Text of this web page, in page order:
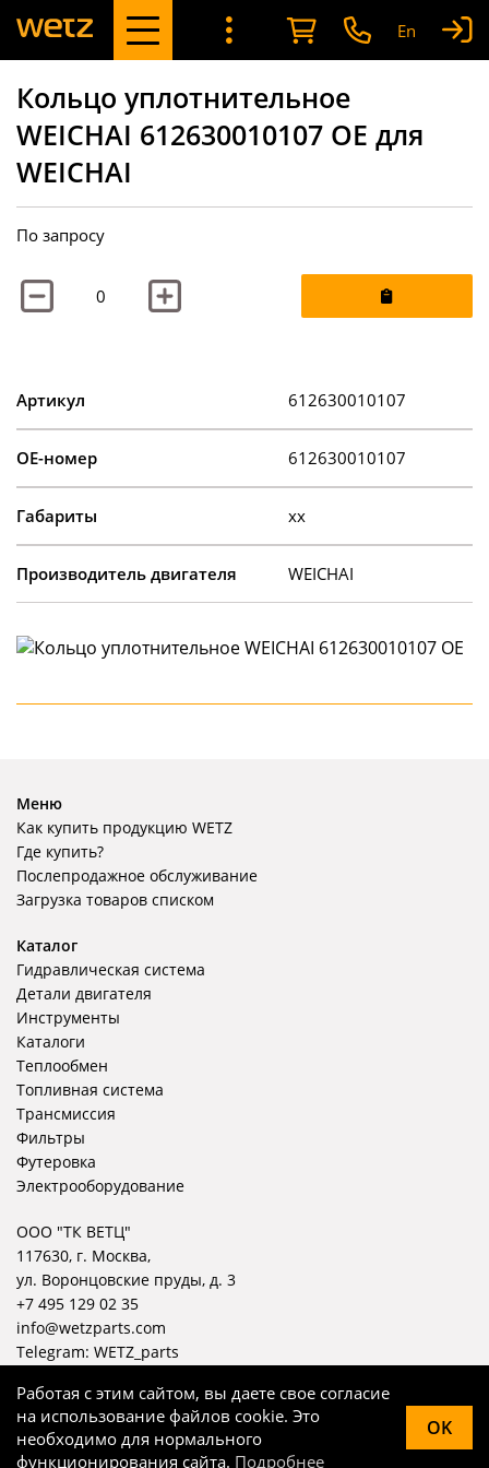
En
Кольцо уплотнительное
WEICHAI 612630010107 OE для
WEICHAI
По запросу
Артикул 612630010107
OE-номер 612630010107
Габариты xx
Производитель двигателя WEICHAI
Меню
Как купить продукцию WETZ
Где купить?
Послепродажное обслуживание
Загрузка товаров списком
Каталог
Гидравлическая система
Детали двигателя
Инструменты
Каталоги
Теплообмен
Топливная система
Трансмиссия
Фильтры
Футеровка
Электрооборудование
ООО "ТК ВЕТЦ"
117630, г. Москва,
ул. Воронцовские пруды, д. 3
+7 495 129 02 35
info@wetzparts.com
Telegram: WETZ_parts
© WETZ, 2004 — 2026
Работая с этим сайтом, вы даете свое согласие
на использование файлов cookie. Это
необходимо для нормального
функционирования сайта. Подробнее
OK